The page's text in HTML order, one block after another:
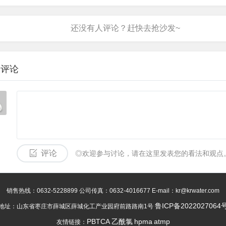
论
评论 ◎欢迎参与讨论，请在这里发表您的看法和观点
销售热线：0632-5228899 公司传真：0632-4016677 E-mail：kr@krwater.com
址：山东省枣庄市薛城区薛城化工产业园府前路路南1号 鲁ICP备2022027064
友情链接： PBTCA 乙酰氯 hpma atmp